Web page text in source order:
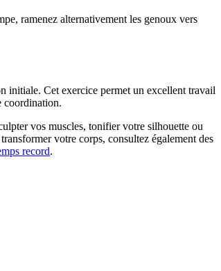
ramenez alternativement les genoux vers
initiale. Cet exercice permet un excellent travail
coordination.
vos muscles, tonifier votre silhouette ou
votre corps, consultez également des
record.